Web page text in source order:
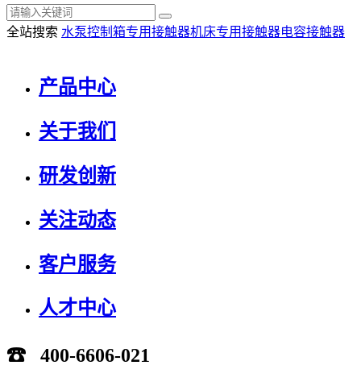
全站搜索 水泵控制箱专用接触器机床专用接触器电容接触器
产品中心
关于我们
研发创新
关注动态
客户服务
人才中心
☎ 400-6606-021